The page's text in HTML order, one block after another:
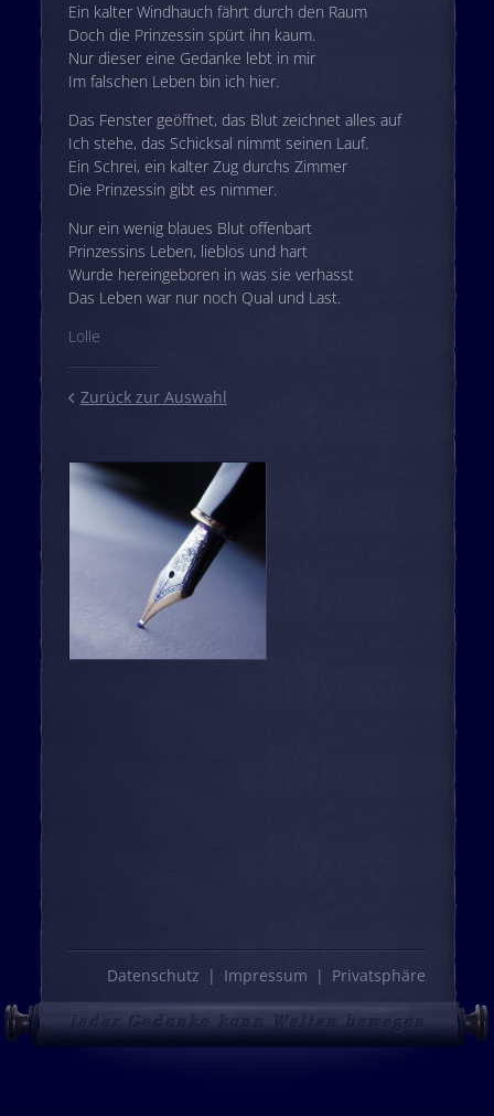
Ein kalter Windhauch fährt durch den Raum
Doch die Prinzessin spürt ihn kaum.
Nur dieser eine Gedanke lebt in mir
Im falschen Leben bin ich hier.
Das Fenster geöffnet, das Blut zeichnet alles auf
Ich stehe, das Schicksal nimmt seinen Lauf.
Ein Schrei, ein kalter Zug durchs Zimmer
Die Prinzessin gibt es nimmer.
Nur ein wenig blaues Blut offenbart
Prinzessins Leben, lieblos und hart
Wurde hereingeboren in was sie verhasst
Das Leben war nur noch Qual und Last.
Lolle
Zurück zur Auswahl
Datenschutz Impressum Privatsphäre